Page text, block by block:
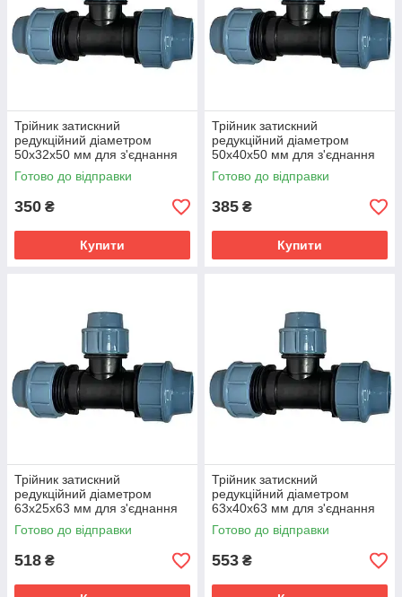
Трійник затискний
редукційний діаметром
50х32х50 мм для з'єднання
поліетиленових труб
Готово до відправки
350 ₴
Купити
Трійник затискний
редукційний діаметром
50х40х50 мм для з'єднання
поліетиленових труб
Готово до відправки
385 ₴
Купити
Трійник затискний
редукційний діаметром
63х25х63 мм для з'єднання
поліетиленових труб
Готово до відправки
518 ₴
Трійник затискний
редукційний діаметром
63х40х63 мм для з'єднання
поліетиленових труб
Готово до відправки
553 ₴